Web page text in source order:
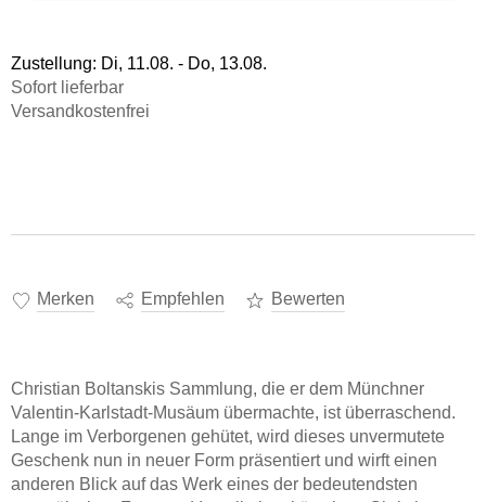
Zustellung: Di, 11.08. - Do, 13.08.
Sofort lieferbar
Versandkostenfrei
Merken Empfehlen Bewerten
Christian Boltanskis Sammlung, die er dem Münchner
Valentin-Karlstadt-Musäum übermachte, ist überraschend.
Lange im Verborgenen gehütet, wird dieses unvermutete
Geschenk nun in neuer Form präsentiert und wirft einen
anderen Blick auf das Werk eines der bedeutendsten